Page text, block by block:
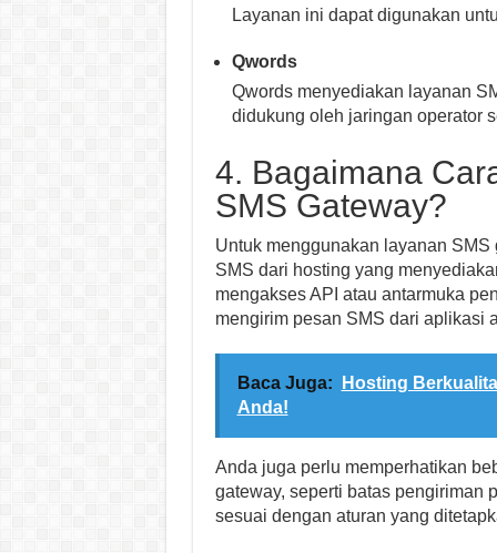
Layanan ini dapat digunakan
Qwords
Qwords menyediakan layanan
didukung oleh jaringan operator
4. Bagaimana
SMS Gateway?
Untuk menggunakan layanan
SMS dari hosting yang
mengakses API atau antarmuka
mengirim pesan SMS dari aplikasi
Baca Juga:
Hosting
Anda!
Anda juga perlu memperhatikan
gateway, seperti batas pengiriman
sesuai dengan aturan yang